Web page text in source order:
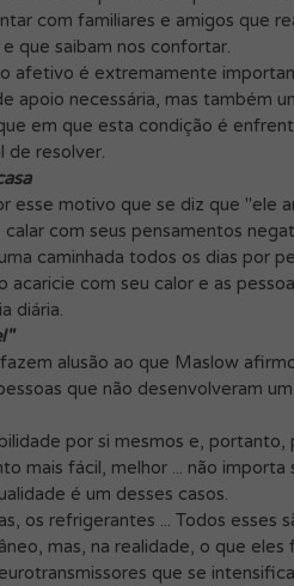
com familiares e amigos que
que saibam nos confortar.
afetivo é extremamente
apoio necessária, mas também
em que esta condição é
de resolver.
esse motivo que se diz que "ele
com seus pensamentos
caminhada todos os dias por
com seu calor e as
diária.
alusão ao que Maslow
que não desenvolveram
por si mesmos e, portanto,
mais fácil, melhor ... não
é um desses casos.
os refrigerantes ... Todos esses
mas, na realidade, o que
que se